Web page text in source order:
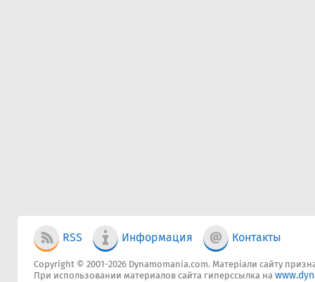
RSS Информация Контакты
Copyright © 2001-2026 Dynamomania.com. Матеріали сайту
При использовании материалов сайта гиперссылка на